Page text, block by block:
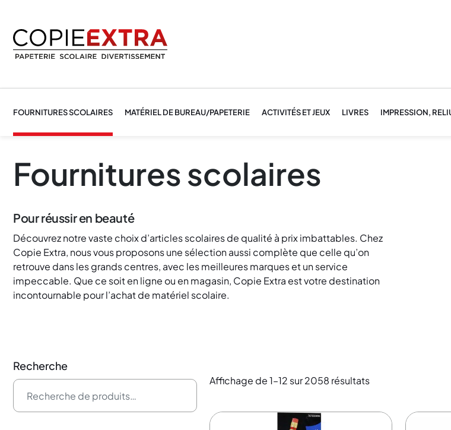
FOURNITURES SCOLAIRES MATÉRIEL DE BUREAU/PAPETERIE ACTIVITÉS ET JEUX LIVRES IMPRESSION,
Fournitures scolaires
Pour réussir en beauté
Découvrez notre vaste choix d’articles scolaires de qualité à prix imbattables. Chez
Copie Extra, nous vous proposons une sélection aussi complète que celle qu’on
retrouve dans les grands centres, avec les meilleures marques et un service
impeccable. Que ce soit en ligne ou en magasin, Copie Extra est votre destination
incontournable pour l’achat de matériel scolaire.
Recherche
Recherche pour : Affichage de 1–12 sur 2058 résultats